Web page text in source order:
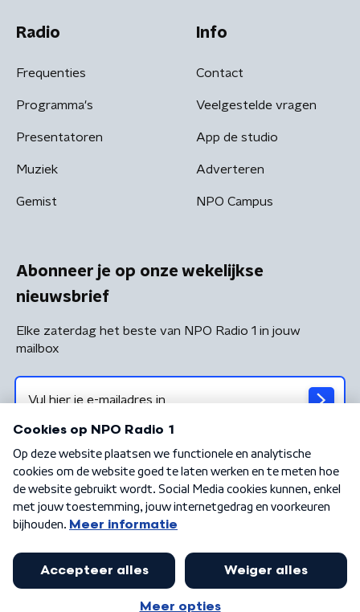
Radio
Frequenties
Programma's
Presentatoren
Muziek
Gemist
Info
Contact
Veelgestelde vragen
App de studio
Adverteren
NPO Campus
Abonneer je op onze wekelijkse
nieuwsbrief
Elke zaterdag het beste van NPO Radio 1 in jouw
mailbox
Algemene voorwaarden